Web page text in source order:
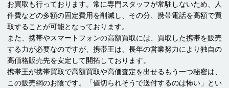
お買取も行っております。常に専門スタッフが常駐しないため、人
件費などの多額の固定費用を削減し、その分、携帯電話を高額で買
取することが可能となっております。
また、携帯やスマートフォンの高額買取には、買取した携帯を販売
する力が必要なのですが、携帯王は、長年の営業努力により独自の
高価格販売先を安定して開拓しております。
携帯王が携帯買取で高額買取や高価査定を出せるもう一つ秘密は、
この販売網のお陰です。「値切られそうで送付するのは怖い」とい